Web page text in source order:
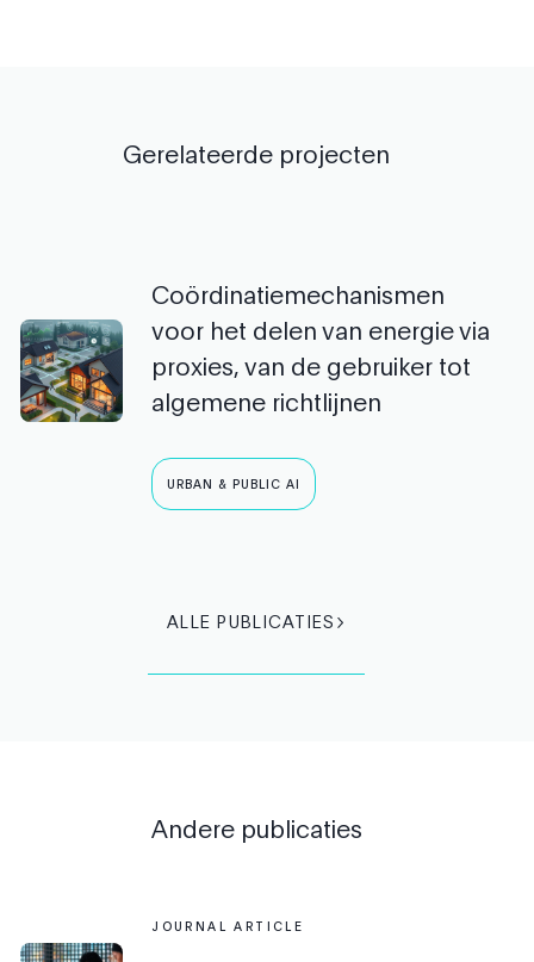
Gerelateerde projecten
Coördinatiemechanismen
voor het delen van energie via
proxies, van de gebruiker tot
algemene richtlijnen
URBAN & PUBLIC AI
ALLE PUBLICATIES
Andere publicaties
JOURNAL ARTICLE